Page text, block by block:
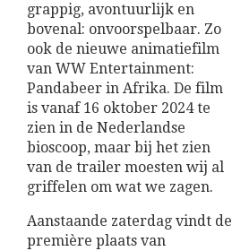
grappig, avontuurlijk en
bovenal: onvoorspelbaar. Zo
ook de nieuwe animatiefilm
van WW Entertainment:
Pandabeer in Afrika. De film
is vanaf 16 oktober 2024 te
zien in de Nederlandse
bioscoop, maar bij het zien
van de trailer moesten wij al
griffelen om wat we zagen.
Aanstaande zaterdag vindt de
première plaats van